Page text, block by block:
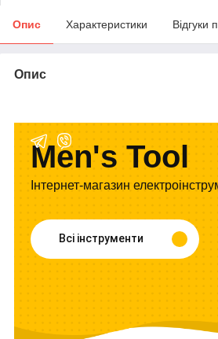
Опис Характеристики Відгуки
Опис
Men's Tool
Інтернет-магазин
Всі інструменти